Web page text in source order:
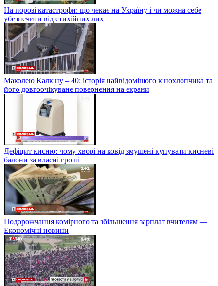
На порозі катастрофи: що чекає на Україну і чи можна себе
убезпечити від стихійних лих
Маколею Калкіну – 40: історія найвідомішого кінохлопчика та
його довгоочікуване повернення на екрани
Дефіцит кисню: чому хворі на ковід змушені купувати кисневі
балони за власні гроші
Подорожчання комірного та збільшення зарплат вчителям —
Економічні новини